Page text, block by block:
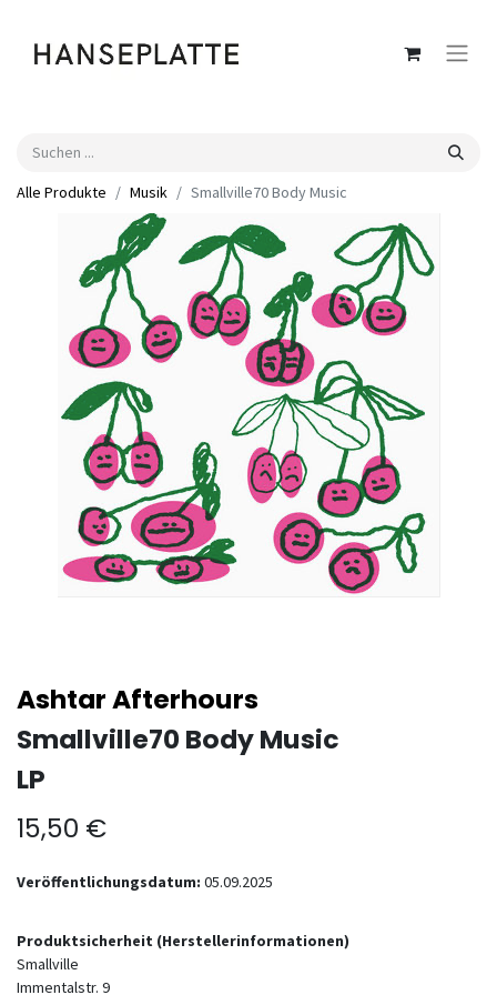
Alle Produkte Musik Smallville70 Body Music
Ashtar Afterhours
Smallville70 Body Music
LP
15,50 €
Veröffentlichungsdatum: 05.09.2025
Produktsicherheit (Herstellerinformationen)
Smallville
Immentalstr. 9